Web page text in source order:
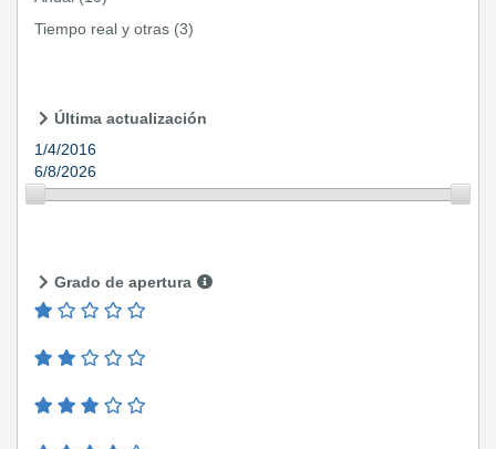
Tiempo real y otras (3)
Última actualización
1/4/2016
6/8/2026
Grado de apertura